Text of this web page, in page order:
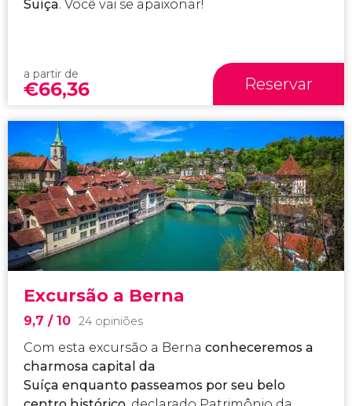
Suíça. Você vai se apaixonar!
a partir de
€66,36 Reservar
Excursão a Berna
9,7 / 10 24 opiniões
Com esta excursão a Berna conheceremos a
charmosa capital da
Suíça enquanto passeamos por seu belo